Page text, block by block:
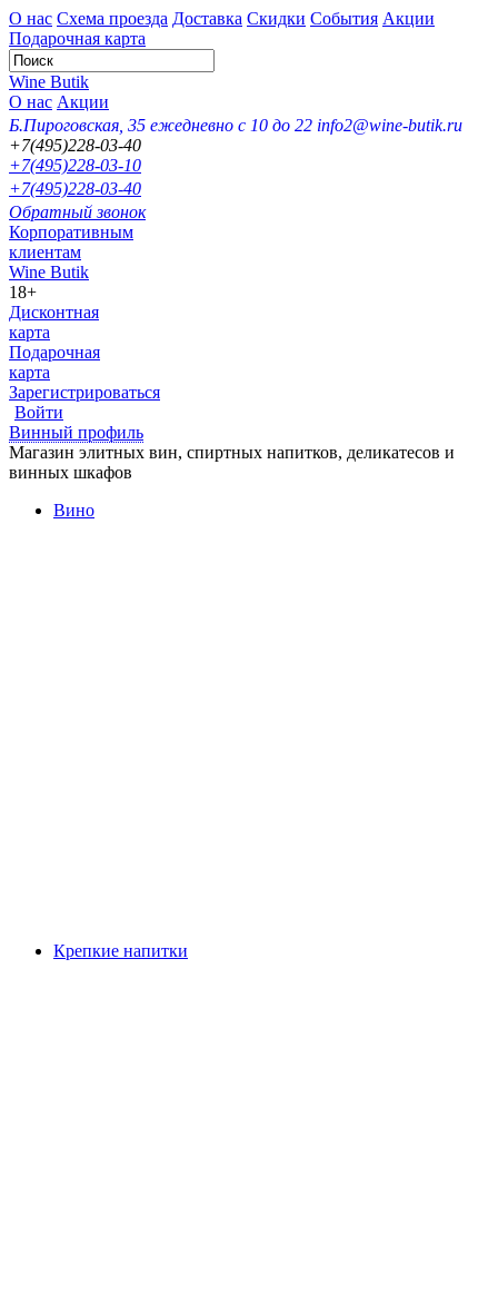
О нас Схема проезда Доставка Скидки События Акции
Подарочная карта
Wine Butik
О нас Акции
Б.Пироговская, 35 ежедневно с 10 до 22 info2@wine-butik.ru
+7(495)228-03-40
+7(495)228-03-10
+7(495)228-03-40
Обратный звонок
Корпоративным
клиентам
Wine Butik
18+
Дисконтная
карта
Подарочная
карта
Зарегистрироваться
Войти
Винный профиль
Магазин элитных вин, спиртных напитков, деликатесов и
винных шкафов
Вино
Крепкие напитки